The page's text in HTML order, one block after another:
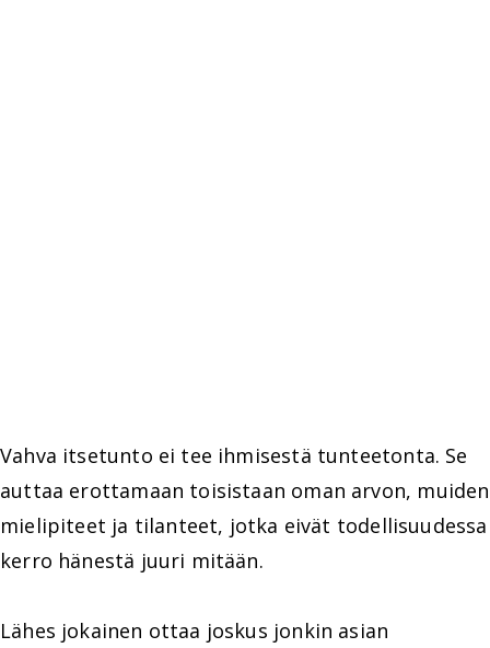
Vahva itsetunto ei tee ihmisestä tunteetonta. Se
auttaa erottamaan toisistaan oman arvon, muiden
mielipiteet ja tilanteet, jotka eivät todellisuudessa
kerro hänestä juuri mitään.
Lähes jokainen ottaa joskus jonkin asian